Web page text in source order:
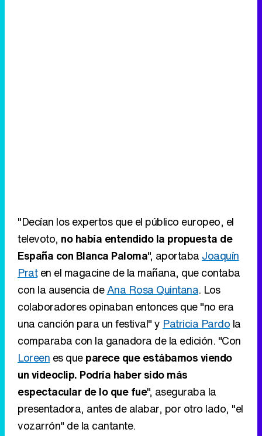
"Decían los expertos que el público europeo, el
televoto, no había entendido la propuesta de
España con Blanca Paloma", aportaba Joaquín
Praten el magacine de la mañana, que contaba
con la ausencia deAna Rosa Quintana. Los
colaboradores opinaban entonces que "no era
una canción para un festival" y Patricia Pardo la
comparaba con la ganadora de la edición. "Con
Loreen es queparece que estábamos viendo
un videoclip. Podría haber sido más
espectacular de lo que fue", aseguraba la
presentadora, antes de alabar, por otro lado, "el
vozarrón" de la cantante.